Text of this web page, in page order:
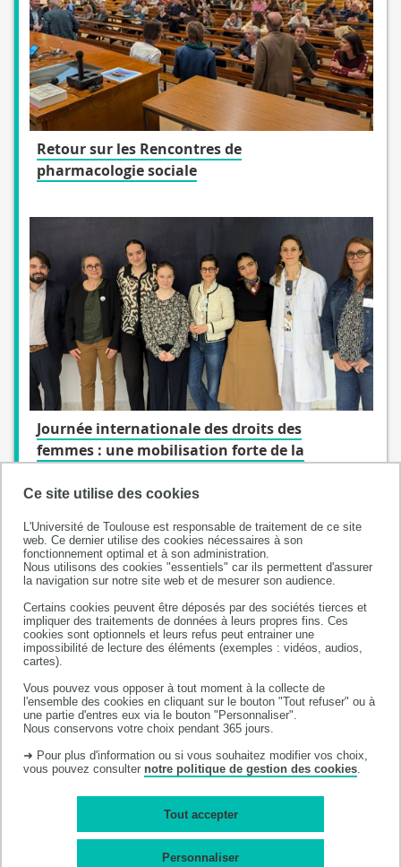
Ce site utilise des cookies
L'Université de Toulouse est responsable de traitement de ce site
web. Ce dernier utilise des cookies nécessaires à son
fonctionnement optimal et à son administration.
Nous utilisons des cookies "essentiels" car ils permettent d'assurer
la navigation sur notre site web et de mesurer son audience.
Certains cookies peuvent être déposés par des sociétés tierces et
impliquer des traitements de données à leurs propres fins. Ces
cookies sont optionnels et leurs refus peut entrainer une
impossibilité de lecture des éléments (exemples : vidéos, audios,
cartes).
Vous pouvez vous opposer à tout moment à la collecte de
l'ensemble des cookies en cliquant sur le bouton "Tout refuser" ou à
une partie d'entres eux via le bouton "Personnaliser".
Nous conservons votre choix pendant 365 jours.
➜ Pour plus d'information ou si vous souhaitez modifier vos choix,
vous pouvez consulter notre politique de gestion des cookies
Tout accepter
Personnaliser
Retour sur les Rencontres de
pharmacologie sociale
Journée internationale des droits des
femmes : une mobilisation forte de la
Faculté de santé
133 route de Narbonne
31062 TOULOUSE CEDEX 09
Tél: +33 (0)5 62 88 90 00
Accès campus
Mentions légales
Accessibilité : non-